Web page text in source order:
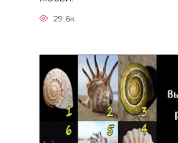
29.6к.